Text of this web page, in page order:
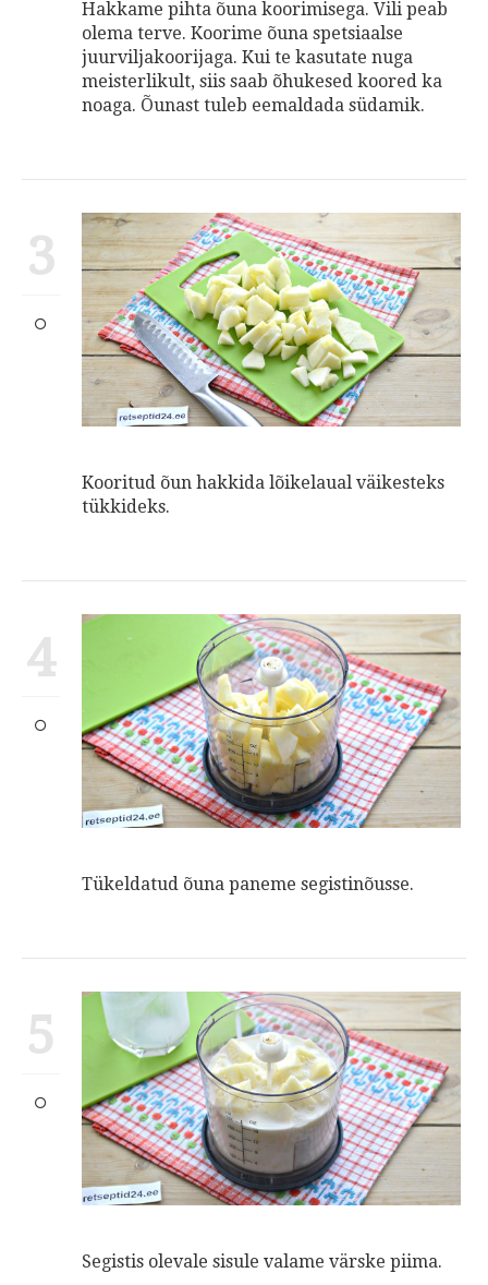
Hakkame pihta õuna koorimisega. Vili peab
olema terve. Koorime õuna spetsiaalse
juurviljakoorijaga. Kui te kasutate nuga
meisterlikult, siis saab õhukesed koored ka
noaga. Õunast tuleb eemaldada südamik.
3
Kooritud õun hakkida lõikelaual väikesteks
tükkideks.
4
Tükeldatud õuna paneme segistinõusse.
5
Segistis olevale sisule valame värske piima.